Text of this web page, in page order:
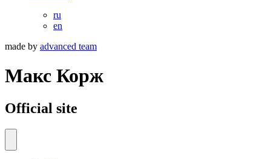
ru
en
made by advanced team
Макс Корж
Official site